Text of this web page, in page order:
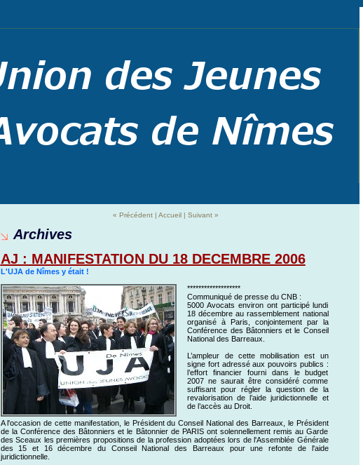
« Précédent | Accueil | Suivant »
Archives
AJ : MANIFESTATION DU 18 DECEMBRE 2006
L'UJA de Nîmes y était !
*******************
Communiqué de presse du CNB :
5000 Avocats environ ont participé lundi
18 décembre au rassemblement national
organisé à Paris, conjointement par la
Conférence des Bâtonniers et le Conseil
National des Barreaux.
L’ampleur de cette mobilisation est un
signe fort adressé aux pouvoirs publics :
l’effort financier fourni dans le budget
2007 ne saurait être considéré comme
suffisant pour régler la question de la
revalorisation de l’aide juridictionnelle et
de l’accès au Droit.
A l'occasion de cette manifestation, le Président du Conseil National des Barreaux, le Président
de la Conférence des Bâtonniers et le Bâtonnier de PARIS ont solennellement remis au Garde
des Sceaux les premières propositions de la profession adoptées lors de l'Assemblée Générale
des 15 et 16 décembre du Conseil National des Barreaux pour une refonte de l'aide
juridictionnelle.